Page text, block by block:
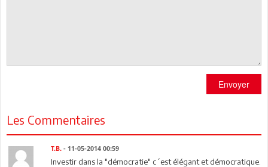
Envoyer
Les Commentaires
T.B. - 11-05-2014 00:59
Investir dans la "démocratie" c´est élégant et démocratique.